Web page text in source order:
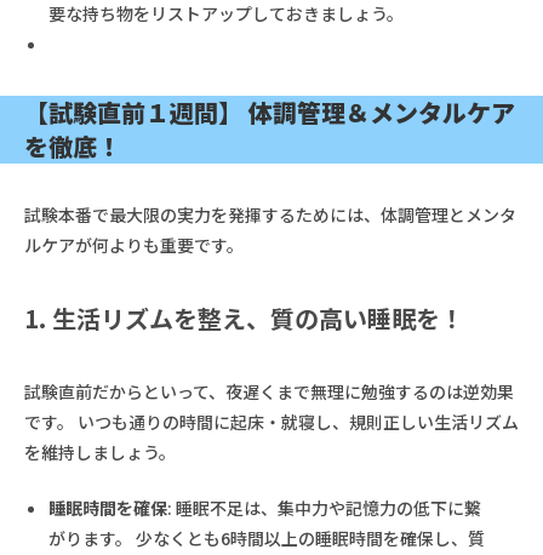
要な持ち物をリストアップしておきましょう。
【試験直前１週間】 体調管理＆メンタルケア
を徹底！
試験本番で最大限の実力を発揮するためには、体調管理とメンタ
ルケアが何よりも重要です。
1. 生活リズムを整え、質の高い睡眠を！
試験直前だからといって、夜遅くまで無理に勉強するのは逆効果
です。 いつも通りの時間に起床・就寝し、規則正しい生活リズム
を維持しましょう。
睡眠時間を確保: 睡眠不足は、集中力や記憶力の低下に繋
がります。 少なくとも6時間以上の睡眠時間を確保し、質